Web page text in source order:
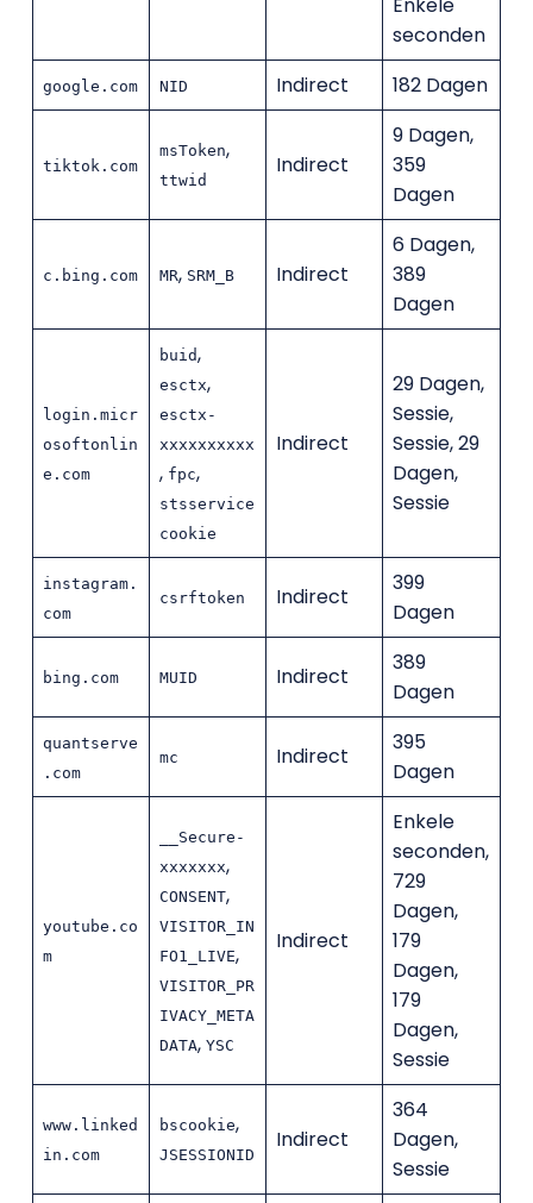
Enkele
seconden
google.com NID Indirect 182 Dagen
tiktok.com
msToken,
ttwid
Indirect
9 Dagen,
359
Dagen
c.bing.com MR, SRM_B Indirect
6 Dagen,
389
Dagen
login.micr
osoftonlin
e.com
buid,
esctx,
esctx-
xxxxxxxxxx
, fpc,
stsservice
cookie
Indirect
29 Dagen,
Sessie,
Sessie, 29
Dagen,
Sessie
instagram.
com
csrftoken Indirect
399
Dagen
bing.com MUID Indirect
389
Dagen
quantserve
.com
mc Indirect
395
Dagen
youtube.co
m
__Secure-
xxxxxxx,
CONSENT,
VISITOR_IN
FO1_LIVE,
VISITOR_PR
IVACY_META
DATA, YSC
Indirect
Enkele
seconden,
729
Dagen,
179
Dagen,
179
Dagen,
Sessie
www.linked
in.com
bscookie,
JSESSIONID
Indirect
364
Dagen,
Sessie